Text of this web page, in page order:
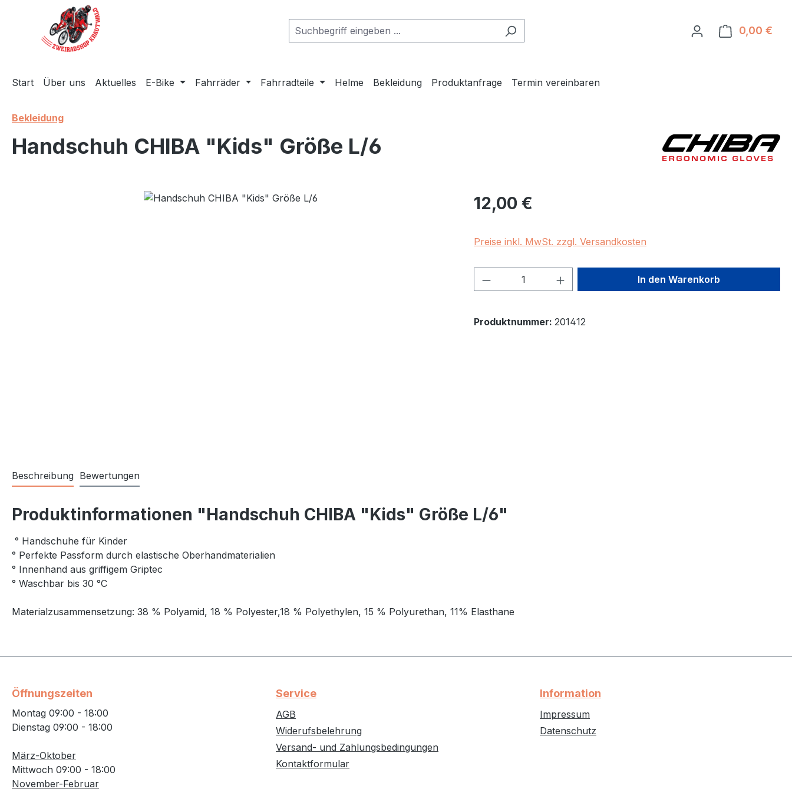
Hauptinhalt springen
Zur Suche springen
Zur Hauptnavigation springen
0,00 €
Start Über uns Aktuelles E-Bike Fahrräder Fahrradteile Helme Bekleidung Produktanfrage Termin vereinbaren
Bekleidung
Handschuh CHIBA "Kids" Größe L/6
Regulärer Preis:
12,00 €
Preise inkl. MwSt. zzgl. Versandkosten
Produkt Anzahl: Gib den gewünschten Wert
In den Warenkorb
Produktnummer: 201412
Beschreibung Bewertungen
Produktinformationen "Handschuh CHIBA "Kids" Größe L/6"
° Handschuhe für Kinder
° Perfekte Passform durch elastische Oberhandmaterialien
° Innenhand aus griffigem Griptec
° Waschbar bis 30 °C
Materialzusammensetzung: 38 % Polyamid, 18 % Polyester,18 % Polyethylen, 15 % Polyurethan, 11% Elasthane
Öffnungszeiten
Montag 09:00 - 18:00
Dienstag 09:00 - 18:00
März-Oktober
Mittwoch 09:00 - 18:00
November-Februar
Service
AGB
Widerufsbelehrung
Versand- und Zahlungsbedingungen
Kontaktformular
Information
Impressum
Datenschutz